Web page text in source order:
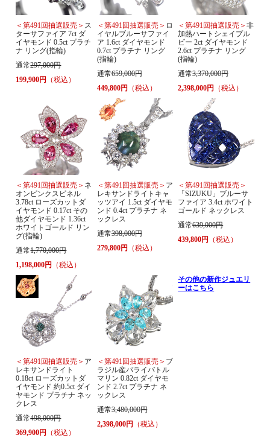
＜第491回抽選販売＞ ス
ターサファイア 7ct ダ
イヤモンド 0.5ct プラチ
ナ リング(指輪)
通常297,000円
199,900円
（税込）
＜第491回抽選販売＞ ロ
イヤルブルーサファイ
ア 1.6ct ダイヤモンド
0.7ct プラチナ リング
(指輪)
通常659,000円
449,800円
（税込）
＜第491回抽選販売＞非
加熱ハートシェイプル
ビー 2ct ダイヤモンド
2.6ct プラチナ リング
(指輪)
通常3,370,000円
2,398,000円
（税込）
＜第491回抽選販売＞ ネ
オンピンクスピネル
3.78ct ローズカットダ
イヤモンド 0.17ct その
他ダイヤモンド 1.36ct
ホワイトゴールド リン
グ(指輪)
通常1,770,000円
1,198,000円 （税込）
＜第491回抽選販売＞ ア
レキサンドライトキャ
ッツアイ 1.5ct ダイヤモ
ンド 0.4ct プラチナ ネ
ックレス
通常398,000円
279,800円 （税込）
＜第491回抽選販売＞
「SIZUKU」ブルーサ
ファイア 3.4ct ホワイト
ゴールド ネックレス
通常639,000円
439,800円 （税込）
＜第491回抽選販売＞ ア
レキサンドライト
0.18ct ローズカットダ
イヤモンド 約0.5ct ダイ
ヤモンド プラチナ ネッ
クレス
通常498,000円
369,900円
（税込）
＜第491回抽選販売＞ ブ
ラジル産パライバトル
マリン 0.82ct ダイヤモ
ンド 2.7ct プラチナ ネ
ックレス
通常3,480,000円
2,398,000円
（税込）
その他の新作ジュエリ
ーはこちら